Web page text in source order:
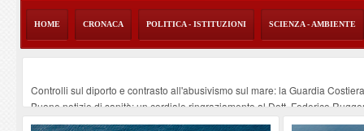
HOME CRONACA POLITICA - ISTITUZIONI SCIENZA - AMBIENTE
Controlli sul diporto e contrasto all'abusivismo sul mare: la Guardia
Buone notizie di sanità: un cordiale ringraziamento al Dott. Federico
Altiero Spinelli e Ursula Hirschmann all'Elba: riaffiora una testimonianza